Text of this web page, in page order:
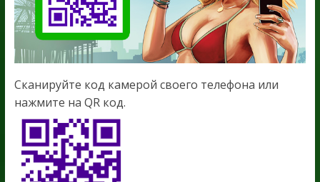
Сканируйте код камерой своего телефона или
нажмите на QR код.